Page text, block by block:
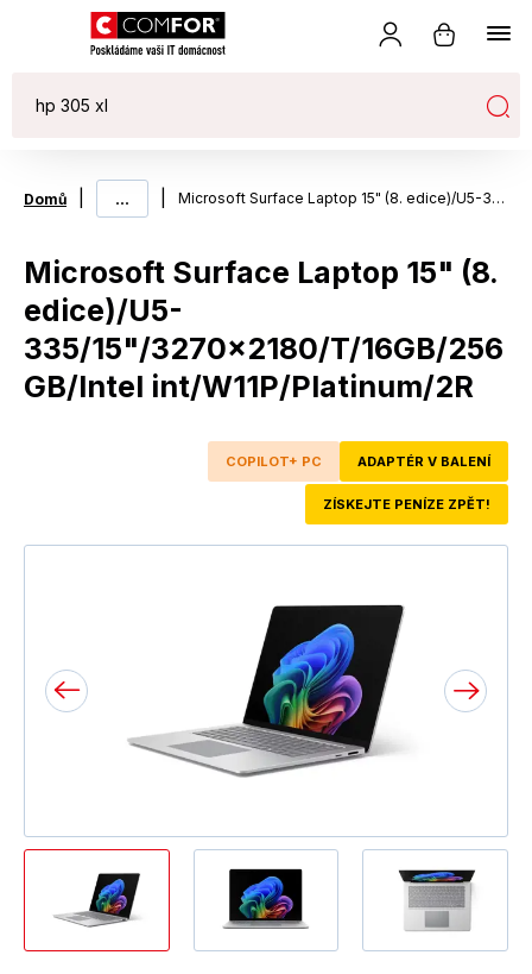
Domů ... Microsoft Surface Laptop 15" (8. edice)/U5-335/15"/3270x2180/T/16GB/256GB/Intel int/W11P/Platinum/2R
Microsoft Surface Laptop 15" (8.
edice)/U5-
335/15"/3270x2180/T/16GB/256
GB/Intel int/W11P/Platinum/2R
COPILOT+ PC ADAPTÉR V BALENÍ
ZÍSKEJTE PENÍZE ZPĚT!